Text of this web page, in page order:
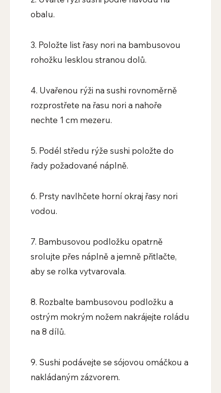
obalu.
3. Položte list řasy nori na bambusovou
rohožku lesklou stranou dolů.
4. Uvařenou rýži na sushi rovnoměrně
rozprostřete na řasu nori a nahoře
nechte 1 cm mezeru.
5. Podél středu rýže sushi položte do
řady požadované náplně.
6. Prsty navlhčete horní okraj řasy nori
vodou.
7. Bambusovou podložku opatrně
srolujte přes náplně a jemně přitlačte,
aby se rolka vytvarovala.
8. Rozbalte bambusovou podložku a
ostrým mokrým nožem nakrájejte roládu
na 8 dílů.
9. Sushi podávejte se sójovou omáčkou a
nakládaným zázvorem.